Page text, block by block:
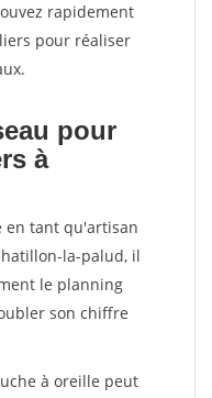
rapidement
pour réaliser
pour
à
en tant qu'artisan
la-palud, il
le planning
son chiffre
à oreille peut